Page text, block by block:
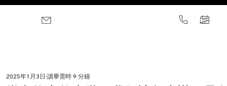
2025年1月3日 讀畢需時 9 分鐘